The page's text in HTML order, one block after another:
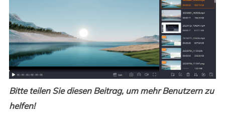
Bitte teilen Sie diesen Beitrag, um mehr Benutzern zu
helfen!